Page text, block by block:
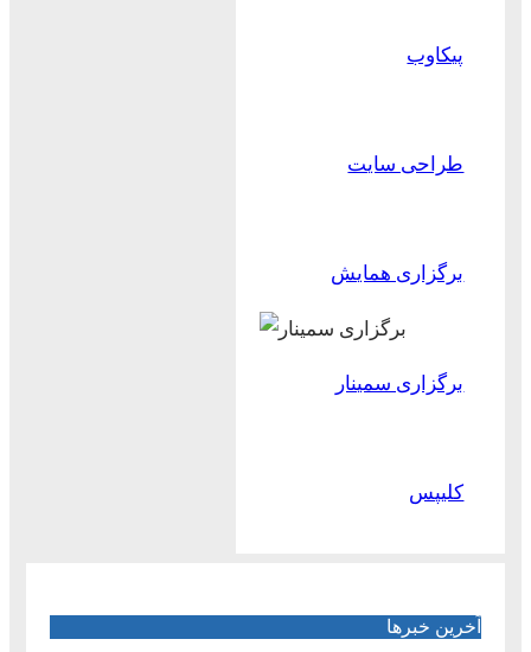
پیکاوب
طراحی سایت
برگزاری همایش
برگزاری سمینار
کلیپس
آخرین خبرها